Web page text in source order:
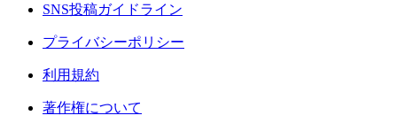
SNS投稿ガイドライン
プライバシーポリシー
利用規約
著作権について